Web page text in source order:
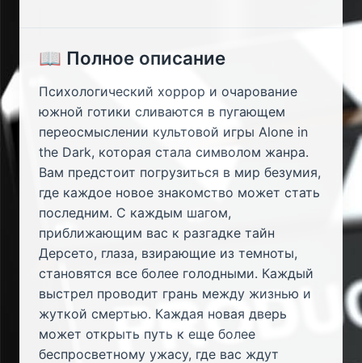
📖 Полное описание
Психологический хоррор и очарование
южной готики сливаются в пугающем
переосмыслении культовой игры Alone in
the Dark, которая стала символом жанра.
Вам предстоит погрузиться в мир безумия,
где каждое новое знакомство может стать
последним. С каждым шагом,
приближающим вас к разгадке тайн
Дерсето, глаза, взирающие из темноты,
становятся все более голодными. Каждый
выстрел проводит грань между жизнью и
жуткой смертью. Каждая новая дверь
может открыть путь к еще более
беспросветному ужасу, где вас ждут